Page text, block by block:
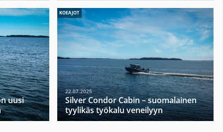
uusi
KOEAJOT
22.07.2025
Silver Condor Cabin – suomalainen
tyylikäs työkalu veneilyyn